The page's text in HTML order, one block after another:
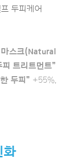
두피케어
스크(Natural
피 트리트먼트”
두피” +55%,
화